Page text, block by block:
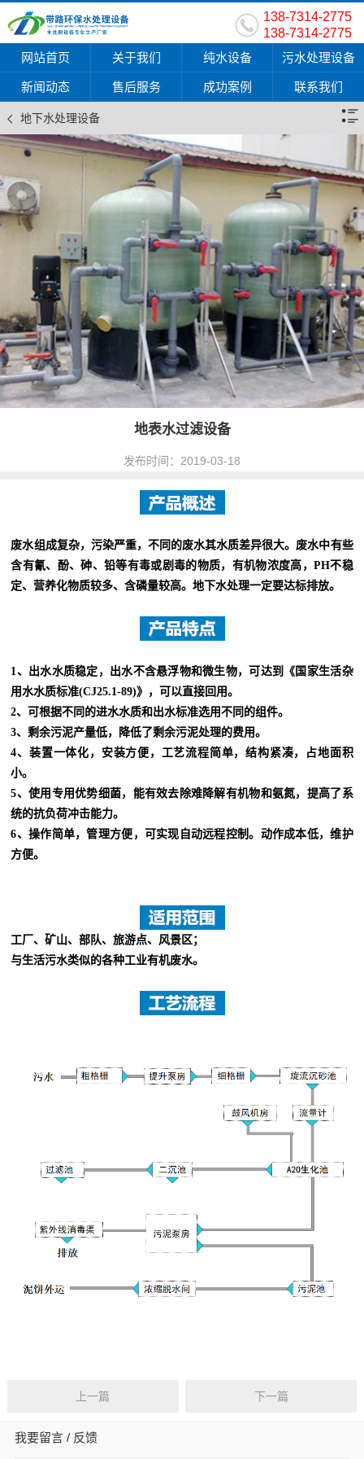
138-7314-2775
138-7314-2775
网站首页
关于我们 纯水设备 污水处理设备
新闻动态 售后服务 成功案例 联系我们
地下水处理设备
地表水过滤设备
发布时间：2019-03-18
废水组成复杂，污染严重，不同的废水其水质差异很大。废水中有些
含有氰、酚、砷、铅等有毒或剧毒的物质，有机物浓度高，PH不稳
定、营养化物质较多、含磷量较高。地下水处理一定要达标排放。
1、出水水质稳定，出水不含悬浮物和微生物，可达到《国家生活杂
用水水质标准(CJ25.1-89)》，可以直接回用。
2、可根据不同的进水水质和出水标准选用不同的组件。
3、剩余污泥产量低，降低了剩余污泥处理的费用。
4、装置一体化，安装方便，工艺流程简单，结构紧凑，占地面积
小。
5、使用专用优势细菌，能有效去除难降解有机物和氨氮，提高了系
统的抗负荷冲击能力。
6、操作简单，管理方便，可实现自动远程控制。动作成本低，维护
方便。
工厂、矿山、部队、旅游点、风景区；
与生活污水类似的各种工业有机废水。
上一篇 下一篇
我要留言 / 反馈